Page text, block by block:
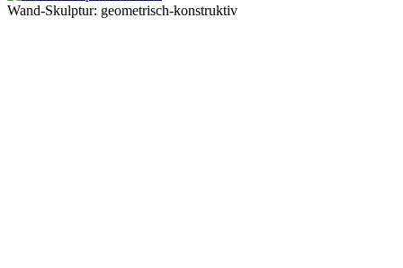
Wand-Skulptur: geometrisch-konstruktiv